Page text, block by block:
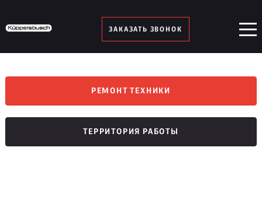
ЗАКАЗАТЬ ЗВОНОК
РЕМОНТ ТЕХНИКИ
ТЕРРИТОРИЯ РАБОТЫ